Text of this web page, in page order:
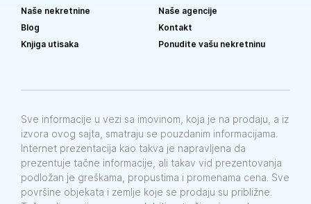
Naše nekretnine
Naše agencije
Blog
Kontakt
Knjiga utisaka
Ponudite vašu nekretninu
Sve informacije u vezi sa imovinom, koja je na prodaju, a iz
izvora ovog sajta, smatraju se pouzdanim informacijama.
Internet prezentacija kao takva je napravljena da
prezentuje tačne informacije, ali takav vid prezentovanja
podložan je greškama, propustima i promenama cena. Sve
površine objekata i zemlje koje se prodaju su približne.